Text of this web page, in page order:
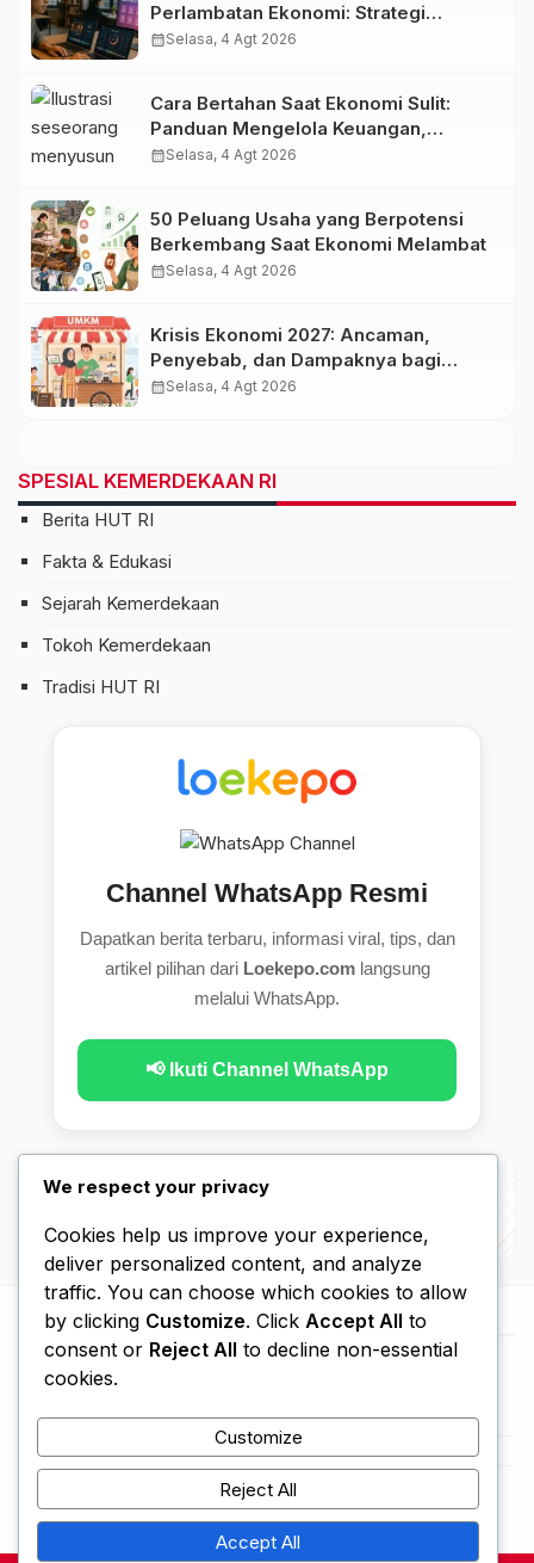
Perlambatan Ekonomi: Strategi
Bertahan dan Tumbuh di Era Digital
calendar_monthSelasa, 4 Agt 2026
Cara Bertahan Saat Ekonomi Sulit:
Panduan Mengelola Keuangan,
Investasi, dan Menambah Penghasilan
calendar_monthSelasa, 4 Agt 2026
50 Peluang Usaha yang Berpotensi
Berkembang Saat Ekonomi Melambat
calendar_monthSelasa, 4 Agt 2026
Krisis Ekonomi 2027: Ancaman,
Penyebab, dan Dampaknya bagi
Indonesia
calendar_monthSelasa, 4 Agt 2026
SPESIAL KEMERDEKAAN RI
Berita HUT RI
Fakta & Edukasi
Sejarah Kemerdekaan
Tokoh Kemerdekaan
Tradisi HUT RI
Channel WhatsApp Resmi
Dapatkan berita terbaru, informasi viral, tips, dan
artikel pilihan dari Loekepo.comlangsung
melalui WhatsApp.
📢 Ikuti Channel WhatsApp
Beranda Tentang Kami
We respect your privacy
Cookies help us improve your experience,
deliver personalized content, and analyze
traffic. You can choose which cookies to allow
by clicking Customize. Click Accept All to
consent or Reject All to decline non-essential
cookies.
Customize
Reject All
Accept All